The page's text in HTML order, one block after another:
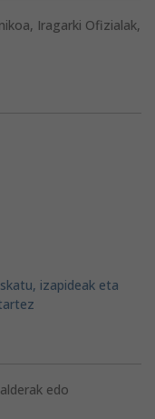
Iragarki Ofizialak,
izapideak eta
edo